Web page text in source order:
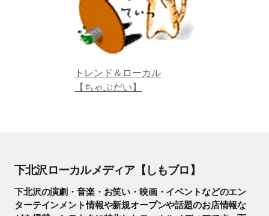
トレンド＆ローカル
【ちゃぶだい】
下北沢ローカルメディア【しもブロ】
下北沢の演劇・音楽・お笑い・映画・イベントなどのエン
ターテインメント情報や新規オープンや話題のお店情報な